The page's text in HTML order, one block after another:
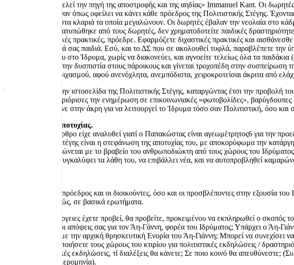
«Η αχαριστία αποτελεί την πηγή της αποστροφής και της αηδίας» Immanuel Kant. Οι
αντίθετο. Την ένωναν όπως οφείλει να κάνει κάθε πρόεδρος της Πολιτιστικής Στέγης.
δίνουν νέα τροφή στα κλαριά τα οποία μεγαλώνουν. Οι δωρητές έβαλαν την νεολαία στο
Ιδρύματος όπως διατυπώθηκε από τους δωρητές, δεν χρηματοδοτείτε παιδικές
υποκινείτε διχαστικές πρακτικές, πρόεδρε. Εφαρμόζετε διχαστικές πρακτικές και
όχι μόνο για τα δικά σας παιδιά. Εσύ, και το ΔΣ που σε ακολουθεί τυφλά, παραβλέπετε
απλώνει το χέρι του στο Ίδρυμα, χωρίς να διακονεύει, και αγνοείτε τελείως όλα τα
αλλά κ.α., αυξάνει την δυσπιστία στους πάροικους και γίνεται τροχοπέδη στην συσπείρωση
διχόνοιας και του διχασμού, αφού ανενόχλητα, ανεμπόδιστα, χειροκροτείσαι άκριτα από
Έκανες ανενεργή την ιστοσελίδα της Πολιτιστικής Στέγης, καταργώντας έτσι την
λογοκρισία, και περιόρισες την ενημέρωση σε επικοινωνιακές «φωτοβολίδες»,
θα πρέπει να μπούνε στην άκρη για να λειτουργεί το Ίδρυμα τόσο σαν Πολιτιστική, όσο και
Το στέφανο της αποτυχίας.
Σε προηγούμενο άρθρο είχε αναλυθεί γιατί ο Παπακώστας είναι αγεωμέτρητος6 για την
της Πολιτιστικής Στέγης είναι η στεφάνωση της αποτυχίας του, με αποκορύφωμα την
επιδιώξεις. Στεφανώνεται με το βραβείο του ανθρωποδιώκτη από τους χώρους του
το Ίδρυμα για να συγκαλύψει τα λάθη του, να επιβάλλει νέα, και να αυτοπροβληθεί
Τόσο ο σημερινός πρόεδρος και οι διοικούντες, όσο και οι προσβλέποντες στην εξουσία
απαντήσουν γραπτώς, σε βασικά ερωτήματα.
Σε ποιες ενέργειες έχετε προβεί, θα προβείτε, προκειμένου να εκπληρωθεί ο
Ποιες είναι οι απόψεις σας για τον Άη-Γάννη, φορέα του Ιδρύματος; Υπάρχει ο Άη-
Άη-Γιάννης με την αρχική θρησκευτική Ενορία του Άη-Γιάννη; Μπορεί να συνεχίσει
Θα χρησιμοποιήσετε τους χώρους του κτιρίου για πολιτιστικές εκδηλώσεις /
Τί πολιτιστικές εκδηλώσεις, τί διαλέξεις θα κάνετε; Σε ποιο κοινό θα
ομιλητής, ημερομηνία).